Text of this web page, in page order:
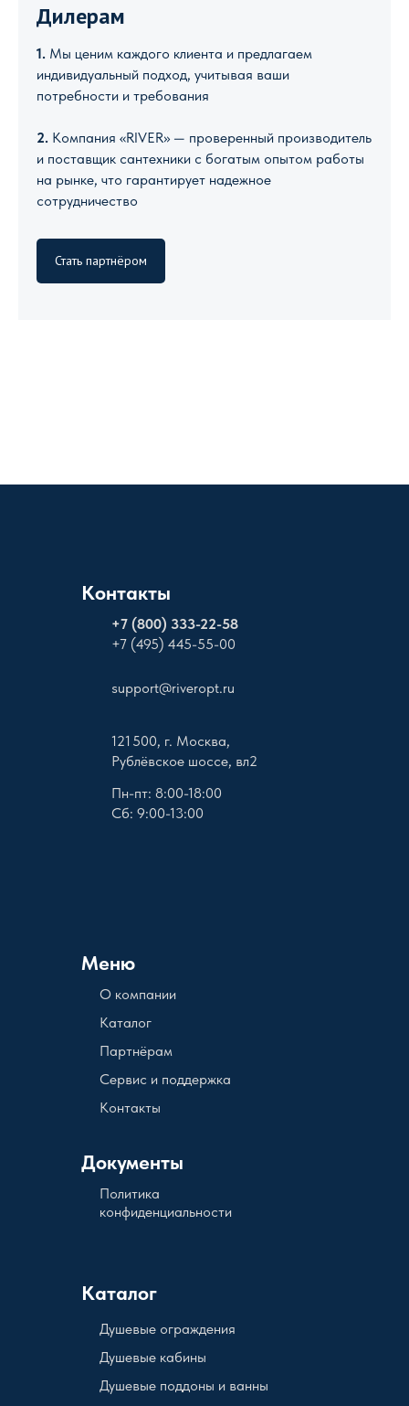
Дилерам
1. Мы ценим каждого клиента и предлагаем
индивидуальный подход, учитывая ваши
потребности и требования
2. Компания «RIVER» — проверенный производитель
и поставщик сантехники с богатым опытом работы
на рынке, что гарантирует надежное
сотрудничество
Стать партнёром
Контакты
+7 (800) 333-22-58
+7 (495) 445-55-00
support@riveropt.ru
Меню
121 500, г. Москва,
Рублёвское шоссе, вл2
О компании
Документы
Пн-пт: 8:00-18:00
Сб: 9:00-13:00
Каталог
Политика
конфиденциальности
Партнёрам
Сервис и поддержка
Контакты
Каталог
Душевые кабины
Душевые поддоны и ванны
Душевые ограждения